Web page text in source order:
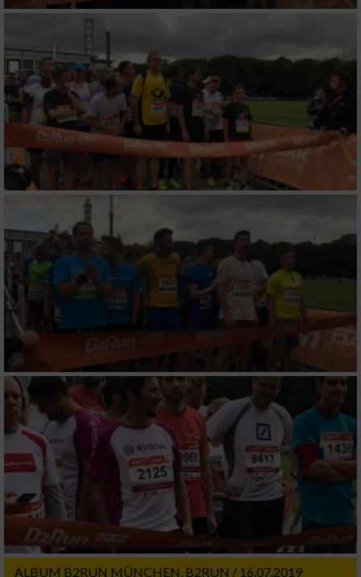
ALBUM B2RUN MÜNCHEN, B2RUN / 16.07.2019
Messung der Werbeleistung
Messung der Performance von Inhalten
Analyse von Zielgruppen durch Statistiken
oder Kombinationen von Daten aus
verschiedenen Quellen
Entwicklung und Verbesserung der Angebote
Verwendung reduzierter Daten zur Auswahl
IAB-Besonderheiten:
Verwendung genauer Standortdaten
Geräte anhand von aktiv angeforderten
Informationen identifizieren
Nicht-IAB-Verarbeitungszwecke:
Notwendig
Performance
Funktional
Werbung